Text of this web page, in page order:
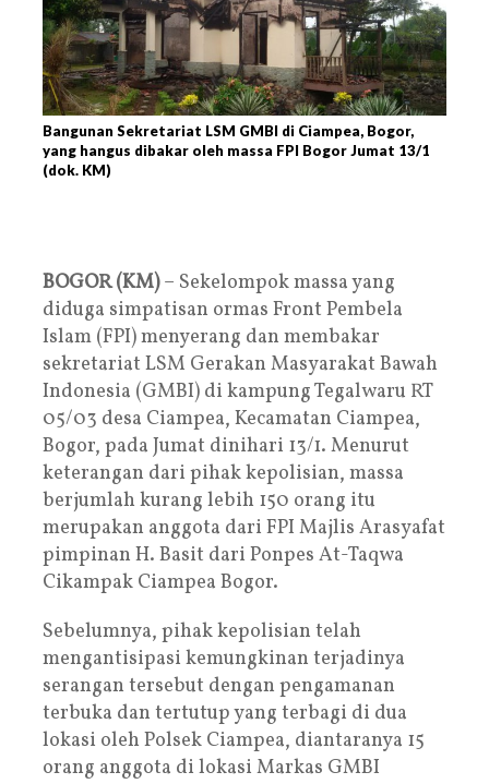
Bangunan Sekretariat LSM GMBI di Ciampea, Bogor,
yang hangus dibakar oleh massa FPI Bogor Jumat 13/1
(dok. KM)
BOGOR (KM)– Sekelompok massa yang
diduga simpatisan ormas Front Pembela
Islam (FPI) menyerang dan membakar
sekretariat LSM Gerakan Masyarakat Bawah
Indonesia (GMBI) di kampung Tegalwaru RT
05/03 desa Ciampea, Kecamatan Ciampea,
Bogor, pada Jumat dinihari 13/1. Menurut
keterangan dari pihak kepolisian, massa
berjumlah kurang lebih 150 orang itu
merupakan anggota dari FPI Majlis Arasyafat
pimpinan H. Basit dari Ponpes At-Taqwa
Cikampak Ciampea Bogor.
Sebelumnya, pihak kepolisian telah
mengantisipasi kemungkinan terjadinya
serangan tersebut dengan pengamanan
terbuka dan tertutup yang terbagi di dua
lokasi oleh Polsek Ciampea, diantaranya 15
orang anggota di lokasi Markas GMBI